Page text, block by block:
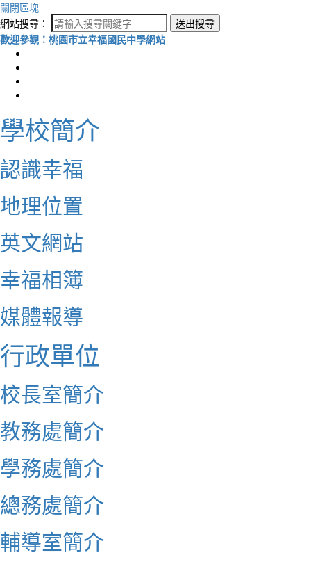
關閉區塊
網站搜尋：
送出搜尋
歡迎參觀：桃園市立幸福國民中學網站
學校簡介
認識幸福
地理位置
英文網站
幸福相簿
媒體報導
行政單位
校長室簡介
教務處簡介
學務處簡介
總務處簡介
輔導室簡介